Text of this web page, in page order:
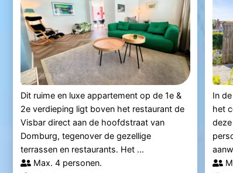
Dit ruime en luxe appartement op de 1e &
2e verdieping ligt boven het restaurant de
Visbar direct aan de hoofdstraat van
Domburg, tegenover de gezellige
terrassen en restaurants. Het ...
Max. 4 personen.
In
het